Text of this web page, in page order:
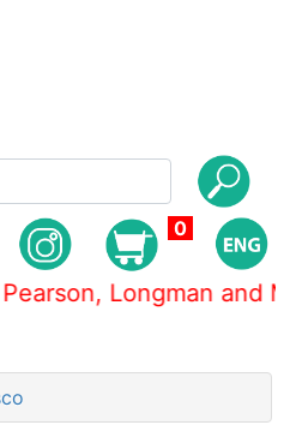
0
Longman and